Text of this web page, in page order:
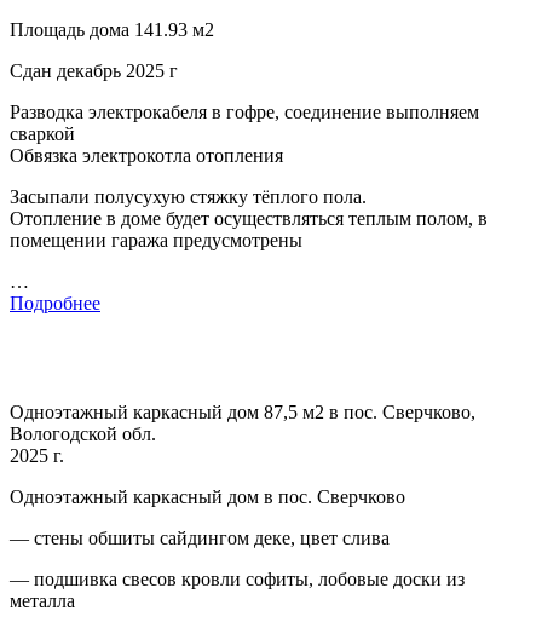
Площадь дома 141.93 м2
Сдан декабрь 2025 г
Разводка электрокабеля в гофре, соединение выполняем
сваркой
Обвязка электрокотла отопления
Засыпали полусухую стяжку тёплого пола.
Отопление в доме будет осуществляться теплым полом, в
помещении гаража предусмотрены
…
Подробнее
Одноэтажный каркасный дом 87,5 м2 в пос. Сверчково,
Вологодской обл.
2025 г.
Одноэтажный каркасный дом в пос. Сверчково
— стены обшиты сайдингом деке, цвет слива
— подшивка свесов кровли софиты, лобовые доски из
металла